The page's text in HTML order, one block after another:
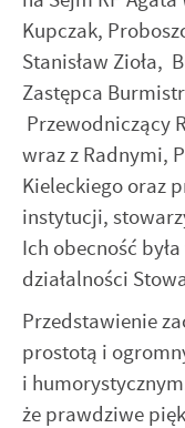
Kupczak,
Stanisław Zioła,
Zastępca
Przewodniczący
wraz z Radnymi,
Kieleckiego oraz
instytucji,
Ich obecność
działalności
Przedstawienie
prostotą i
i
że prawdziwe